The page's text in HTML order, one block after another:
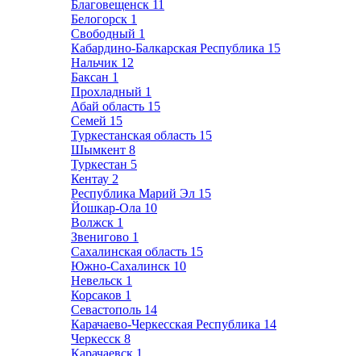
Благовещенск 11
Белогорск 1
Свободный 1
Кабардино-Балкарская Республика 15
Нальчик 12
Баксан 1
Прохладный 1
Абай область 15
Семей 15
Туркестанская область 15
Шымкент 8
Туркестан 5
Кентау 2
Республика Марий Эл 15
Йошкар-Ола 10
Волжск 1
Звенигово 1
Сахалинская область 15
Южно-Сахалинск 10
Невельск 1
Корсаков 1
Севастополь 14
Карачаево-Черкесская Республика 14
Черкесск 8
Карачаевск 1